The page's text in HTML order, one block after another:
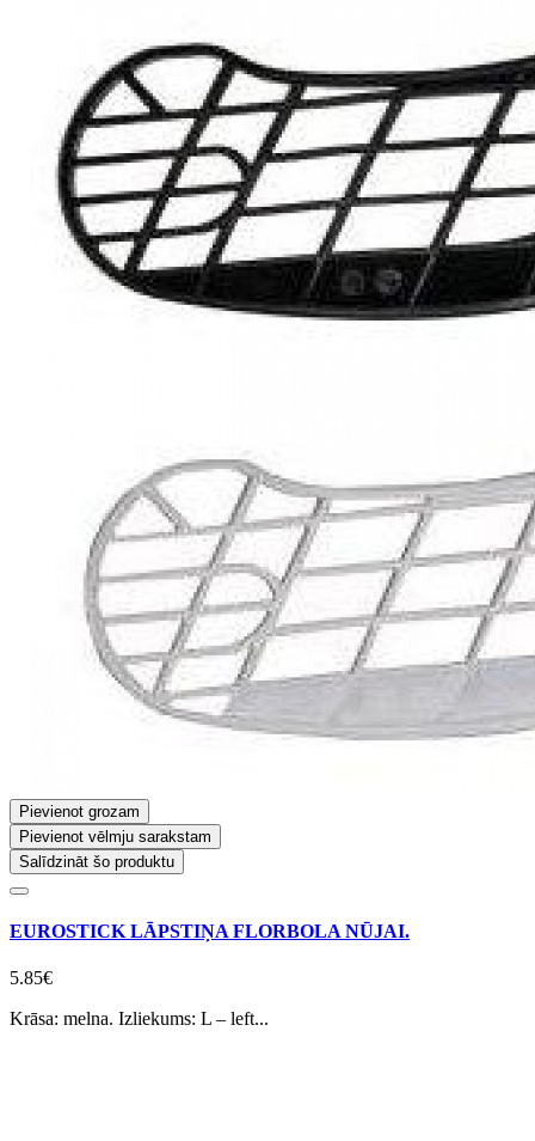
Pievienot grozam
Pievienot vēlmju sarakstam
Salīdzināt šo produktu
EUROSTICK LĀPSTIŅA FLORBOLA NŪJAI.
5.85€
Krāsa: melna. Izliekums: L – left...